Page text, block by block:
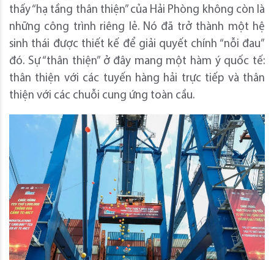
thấy “hạ tầng thân thiện” của Hải Phòng không còn là
những công trình riêng lẻ. Nó đã trở thành một hệ
sinh thái được thiết kế để giải quyết chính “nỗi đau”
đó. Sự “thân thiện” ở đây mang một hàm ý quốc tế:
thân thiện với các tuyến hàng hải trực tiếp và thân
thiện với các chuỗi cung ứng toàn cầu.